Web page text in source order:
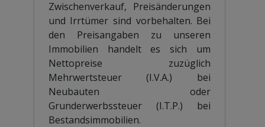
Zwischenverkauf, Preisänderungen
und Irrtümer sind vorbehalten. Bei
den Preisangaben zu unseren
Immobilien handelt es sich um
Nettopreise zuzüglich
Mehrwertsteuer (I.V.A.) bei
Neubauten oder
Grunderwerbssteuer (I.T.P.) bei
Bestandsimmobilien.